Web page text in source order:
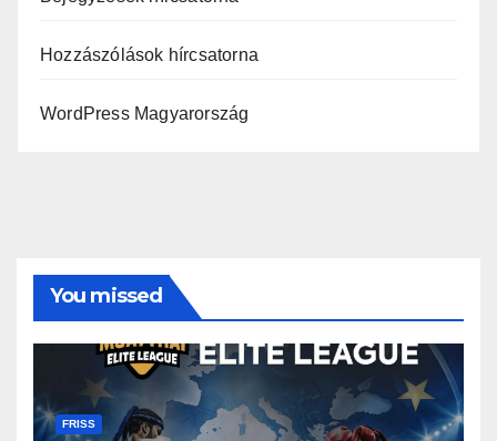
Hozzászólások hírcsatorna
WordPress Magyarország
You missed
FRISS